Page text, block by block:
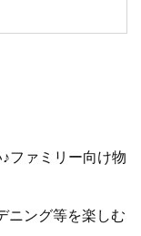
ファミリー向け物
ニング等を楽しむ